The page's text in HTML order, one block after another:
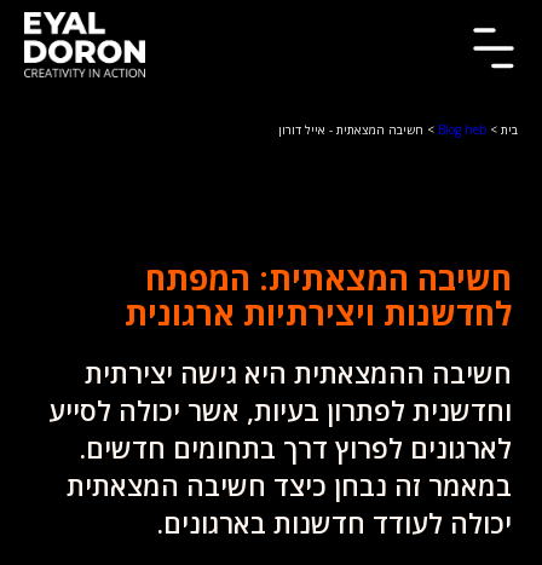
בית >
Blog heb > חשיבה המצאתית - אייל דורון
חשיבה המצאתית: המפתח
לחדשנות ויצירתיות ארגונית
חשיבה ההמצאתית היא גישה יצירתית
וחדשנית לפתרון בעיות, אשר יכולה לסייע
לארגונים לפרוץ דרך בתחומים חדשים.
במאמר זה נבחן כיצד חשיבה המצאתית
יכולה לעודד חדשנות בארגונים.